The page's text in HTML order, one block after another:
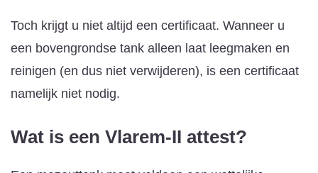
Toch krijgt u niet altijd een certificaat. Wanneer u
een bovengrondse tank alleen laat leegmaken en
reinigen (en dus niet verwijderen), is een certificaat
namelijk niet nodig.
Wat is een Vlarem-II attest?